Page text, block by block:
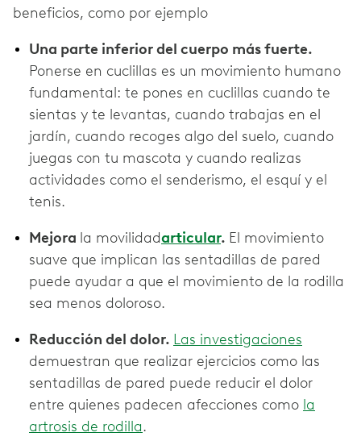
beneficios, como por ejemplo
Una parte inferior del cuerpo más fuerte.
Ponerse en cuclillas es un movimiento humano
fundamental: te pones en cuclillas cuando te
sientas y te levantas, cuando trabajas en el
jardín, cuando recoges algo del suelo, cuando
juegas con tu mascota y cuando realizas
actividades como el senderismo, el esquí y el
tenis.
Mejora la movilidadarticular. El movimiento
suave que implican las sentadillas de pared
puede ayudar a que el movimiento de la rodilla
sea menos doloroso.
Reducción del dolor. Las investigaciones
demuestran que realizar ejercicios como las
sentadillas de pared puede reducir el dolor
entre quienes padecen afecciones como la
artrosis de rodilla.